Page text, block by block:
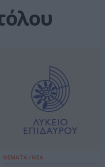
ΘΕΜΑΤΑ / ΝΕΑ